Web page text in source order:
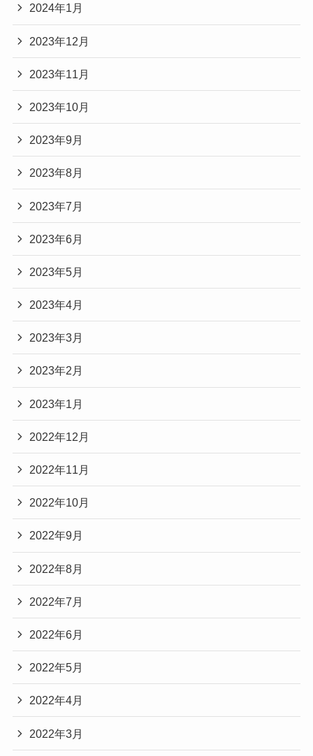
2024年1月
2023年12月
2023年11月
2023年10月
2023年9月
2023年8月
2023年7月
2023年6月
2023年5月
2023年4月
2023年3月
2023年2月
2023年1月
2022年12月
2022年11月
2022年10月
2022年9月
2022年8月
2022年7月
2022年6月
2022年5月
2022年4月
2022年3月